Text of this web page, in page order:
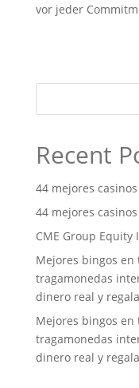
vor jeder
Recent
44 mejores
44 mejores
CME Group
Mejores bingos
tragamonedas
dinero real y
Mejores bingos
tragamonedas
dinero real y